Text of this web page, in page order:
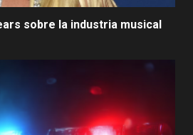
sobre la industria musical